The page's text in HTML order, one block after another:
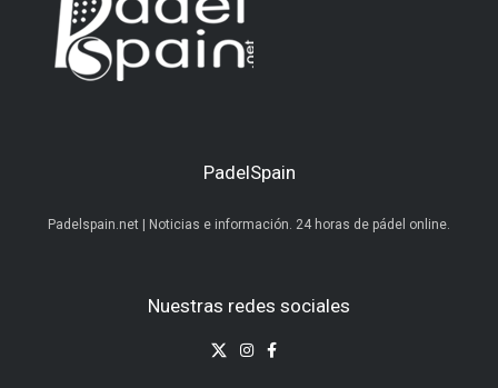
PadelSpain
Padelspain.net | Noticias e información. 24 horas de pádel online.
Nuestras redes sociales